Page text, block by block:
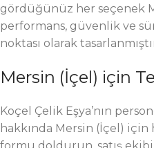
gördüğünüz her seçenek
performans, güvenlik ve
noktası olarak
Mersin (İçel) için
Koçel Çelik Eşya’nın
hakkında Mersin (İçel) için